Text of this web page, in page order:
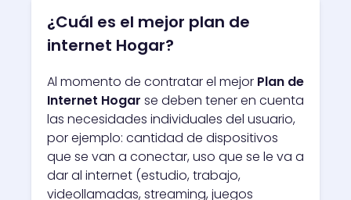
¿Cuál es el mejor plan de
internet Hogar?
Al momento de contratar el mejor Plan de
Internet Hogar se deben tener en cuenta
las necesidades individuales del usuario,
por ejemplo: cantidad de dispositivos
que se van a conectar, uso que se le va a
dar al internet (estudio, trabajo,
videollamadas, streaming, juegos